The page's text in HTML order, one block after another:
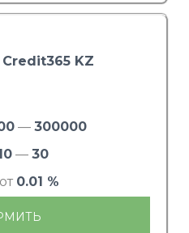
Credit365 KZ
— 300000
— 30
0.01 %